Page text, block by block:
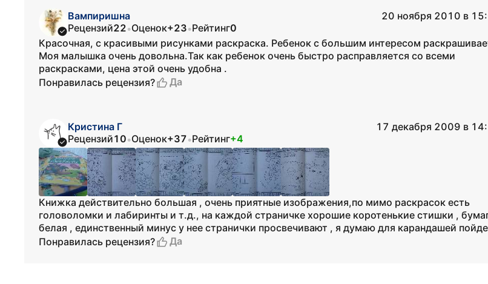
Вампиришна
20 ноября 2010 в
Рецензий22•Оценок+23•Рейтинг0
Красочная, с красивыми рисунками раскраска. Ребенок с большим интересом
Моя малышка очень довольна.Так как ребенок очень быстро расправляется со всеми
раскрасками, цена этой очень удобна .
Понравилась рецензия?
Да
Кристина Г
17 декабря 2009 в
Рецензий10•Оценок+37•Рейтинг+4
Книжка действительно большая , очень приятные изображения,по мимо раскрасок есть
головоломки и лабиринты и т.д., на каждой страничке хорошие коротенькие стишки ,
белая , единственный минус у нее странички просвечивают , я думаю для карандашей
Понравилась рецензия?
Да